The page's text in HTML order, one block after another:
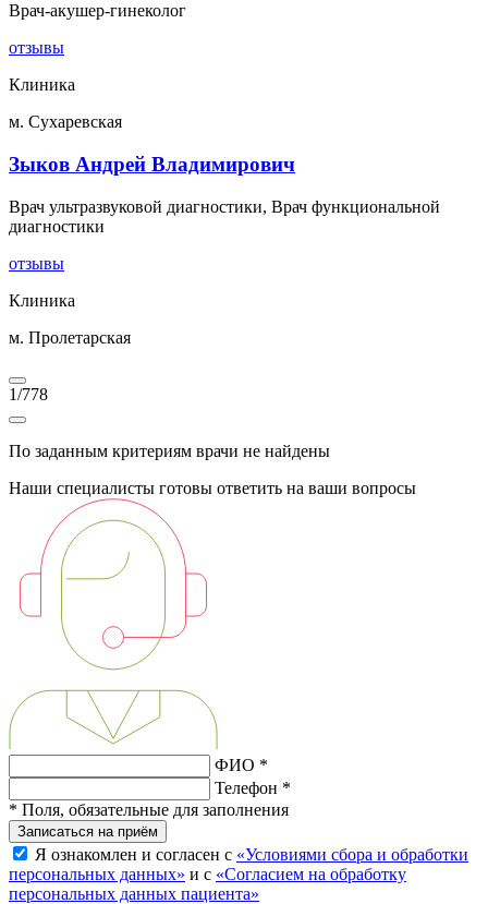
Врач-акушер-гинеколог
отзывы
Клиника
м. Сухаревская
Зыков Андрей Владимирович
Врач ультразвуковой диагностики, Врач функциональной
диагностики
отзывы
Клиника
м. Пролетарская
1/778
По заданным критериям врачи не найдены
Наши специалисты готовы ответить на ваши вопросы
ФИО *
Телефон *
* Поля, обязательные для заполнения
Записаться на приём
Я ознакомлен и согласен с «Условиями сбора и обработки
персональных данных» и с «Согласием на обработку
персональных данных пациента»